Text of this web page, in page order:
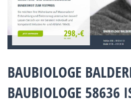
BAUBIOLOGE
BAUBIOLOGE 58636